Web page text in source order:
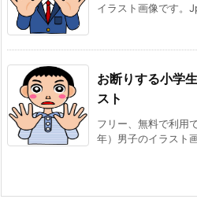
イラスト画像です。
お断りする小学
スト
フリー、無料で利用
年）男子のイラスト